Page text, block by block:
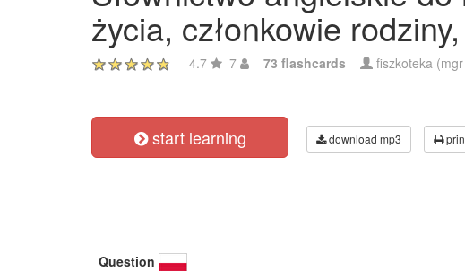
życia, członkowie
4.7 7 73 flashcards fiszkoteka
start learning download mp3
Question